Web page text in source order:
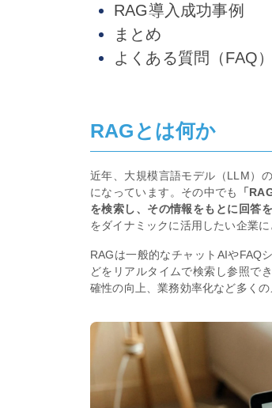
RAG導入成功事例
まとめ
よくある質問（FAQ）
RAGとは何か
近年、大規模言語モデル（LLM）
になっています。その中でも
「
を検索し、その情報をもとに回答
をダイナミックに活用したい企業
RAGは一般的なチャットAIやFAQ
どをリアルタイムで検索し参照で
確性の向上、業務効率化など多くの